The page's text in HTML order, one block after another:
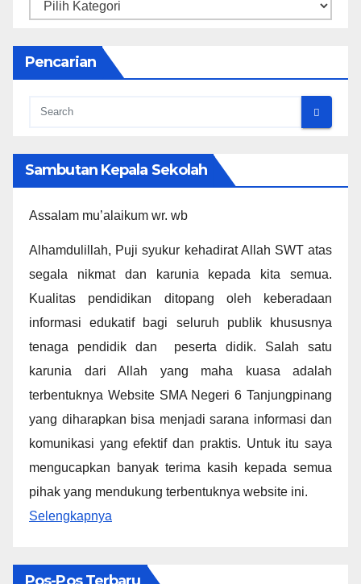
Kategori
Pencarian
Sambutan Kepala Sekolah
Assalam mu’alaikum wr. wb
Alhamdulillah, Puji syukur kehadirat Allah SWT atas
segala nikmat dan karunia kepada kita semua.
Kualitas pendidikan ditopang oleh keberadaan
informasi edukatif bagi seluruh publik khususnya
tenaga pendidik dan peserta didik. Salah satu
karunia dari Allah yang maha kuasa adalah
terbentuknya Website SMA Negeri 6 Tanjungpinang
yang diharapkan bisa menjadi sarana informasi dan
komunikasi yang efektif dan praktis. Untuk itu saya
mengucapkan banyak terima kasih kepada semua
pihak yang mendukung terbentuknya website ini.
Selengkapnya